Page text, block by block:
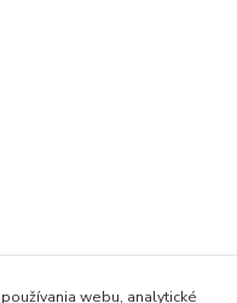
webu, analytické